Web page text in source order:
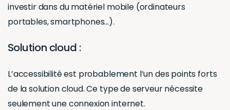
investir dans du matériel mobile (ordinateurs
portables, smartphones…).
Solution cloud :
L’accessibilité est probablement l’un des points forts
de la solution cloud. Ce type de serveur nécessite
seulement une connexion internet.